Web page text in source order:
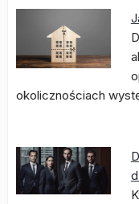
okolicznościach